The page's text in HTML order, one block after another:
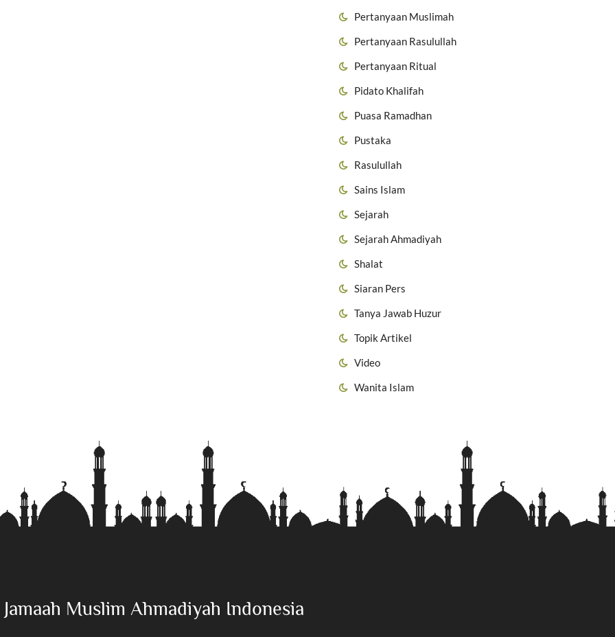
Pertanyaan Muslimah
Pertanyaan Rasulullah
Pertanyaan Ritual
Pidato Khalifah
Puasa Ramadhan
Pustaka
Rasulullah
Sains Islam
Sejarah
Sejarah Ahmadiyah
Shalat
Siaran Pers
Tanya Jawab Huzur
Topik Artikel
Video
Wanita Islam
Jamaah Muslim Ahmadiyah Indonesia